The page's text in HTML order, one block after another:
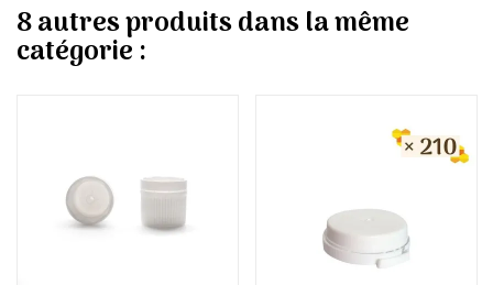
8 autres produits dans la même
catégorie :